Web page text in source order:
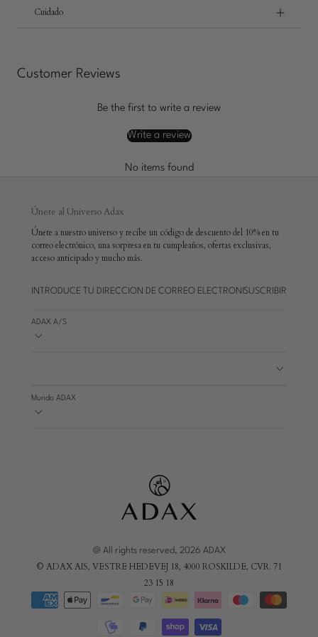
Cuidado
Customer Reviews
Be the first to write a review
Write a review
No items found
ADAX A/S
Mundo ADAX
Únete al Universo Adax
Únete a nuestro universo y recibe un código de descuento del 10% en tu
correo electrónico, una sorpresa en tu cumpleaños, ofertas exclusivas,
acceso anticipado y mucho más.
SUSCRIBIR
@ All rights reserved, 2026 ADAX
© ADAX AIS, VESTRE HEDEVEJ 18, 4000 ROSKILDE, CVR. 71
23 15 18